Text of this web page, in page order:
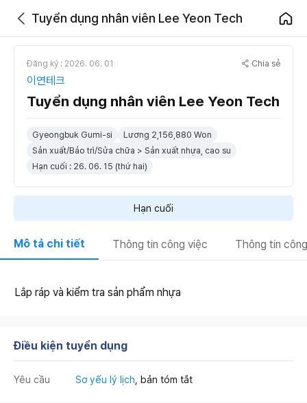
Tuyển dụng nhân viên Lee Yeon Tech
Đăng ký : 2026. 06. 01 Chia sẻ
이연테크
Tuyển dụng nhân viên Lee Yeon Tech
Gyeongbuk Gumi-si
Lương 2,156,880 Won
Sản xuất/Bảo trì/Sửa chữa > Sản xuất nhựa, cao su
Hạn cuối : 26. 06. 15 (thứ hai)
Hạn cuối
Mô tả chi tiết Thông tin công việc Thông tin
Lắp ráp và kiểm tra sản phẩm nhựa
Điều kiện tuyển dụng
Yêu cầu Sơ yếu lý lịch , bản tóm tắt